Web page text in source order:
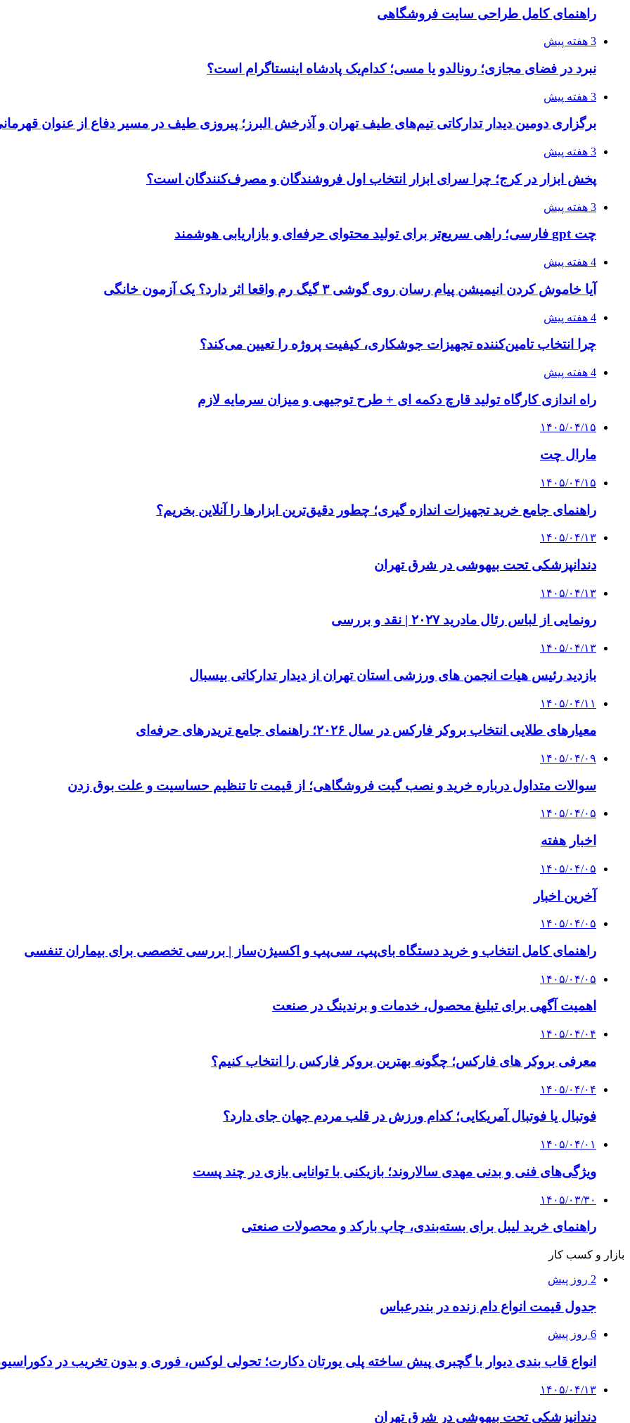
راهنمای کامل طراحی سایت فروشگاهی
3 هفته پیش
نبرد در فضای مجازی؛ رونالدو یا مسی؛ کدام‌یک پادشاه اینستاگرام است؟
3 هفته پیش
برگزاری دومین دیدار تدارکاتی تیم‌های طیف تهران و آذرخش البرز؛ پیروزی طیف در مسیر دفاع از عنوان
3 هفته پیش
پخش ابزار در کرج؛ چرا سرای ابزار انتخاب اول فروشندگان و مصرف‌کنندگان است؟
3 هفته پیش
چت gpt فارسی؛ راهی سریع‌تر برای تولید محتوای حرفه‌ای و بازاریابی هوشمند
4 هفته پیش
آیا خاموش کردن انیمیشن پیام رسان روی گوشی ۳ گیگ رم واقعا اثر دارد؟ یک آزمون خانگی
4 هفته پیش
چرا انتخاب تامین‌کننده تجهیزات جوشکاری، کیفیت پروژه را تعیین می‌کند؟
4 هفته پیش
راه اندازی کارگاه تولید قارچ دکمه ای + طرح توجیهی و میزان سرمایه لازم
۱۴۰۵/۰۴/۱۵
مارال چت
۱۴۰۵/۰۴/۱۵
راهنمای جامع خرید تجهیزات اندازه گیری؛ چطور دقیق‌ترین ابزارها را آنلاین بخریم؟
۱۴۰۵/۰۴/۱۳
دندانپزشکی تحت بیهوشی در شرق تهران
۱۴۰۵/۰۴/۱۳
رونمایی از لباس رئال مادرید ۲۰۲۷ | نقد و بررسی
۱۴۰۵/۰۴/۱۳
بازدید رئیس هیات انجمن های ورزشی استان تهران از دیدار تدارکاتی بیسبال
۱۴۰۵/۰۴/۱۱
معیارهای طلایی انتخاب بروکر فارکس در سال ۲۰۲۶؛ راهنمای جامع تریدرهای حرفه‌ای
۱۴۰۵/۰۴/۰۹
سوالات متداول درباره خرید و نصب گیت فروشگاهی؛ از قیمت تا تنظیم حساسیت و علت بوق زدن
۱۴۰۵/۰۴/۰۵
اخبار هفته
۱۴۰۵/۰۴/۰۵
آخرین اخبار
۱۴۰۵/۰۴/۰۵
راهنمای کامل انتخاب و خرید دستگاه بای‌پپ، سی‌پپ و اکسیژن‌ساز | بررسی تخصصی برای بیماران تنفسی
۱۴۰۵/۰۴/۰۵
اهمیت آگهی برای تبلیغ محصول، خدمات و برندینگ در صنعت
۱۴۰۵/۰۴/۰۴
معرفی بروکر های فارکس؛ چگونه بهترین بروکر فارکس را انتخاب کنیم؟
۱۴۰۵/۰۴/۰۴
فوتبال یا فوتبال آمریکایی؛ کدام ورزش در قلب مردم جهان جای دارد؟
۱۴۰۵/۰۴/۰۱
ویژگی‌های فنی و بدنی مهدی سالاروند؛ بازیکنی با توانایی بازی در چند پست
۱۴۰۵/۰۳/۳۰
راهنمای خرید لیبل برای بسته‌بندی، چاپ بارکد و محصولات صنعتی
بازار و کسب کار
2 روز پیش
جدول قیمت انواع دام زنده در بندرعباس
6 روز پیش
انواع قاب بندی دیوار با گچبری پیش ساخته پلی یورتان دکارت؛ تحولی لوکس، فوری و بدون تخریب در
۱۴۰۵/۰۴/۱۳
دندانپزشکی تحت بیهوشی در شرق تهران